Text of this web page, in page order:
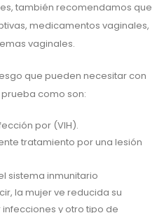
también recomendamos que
medicamentos vaginales,
vaginales.
que pueden necesitar con
como son:
por (VIH).
tratamiento por una lesión
sistema inmunitario
la mujer ve reducida su
y otro tipo de